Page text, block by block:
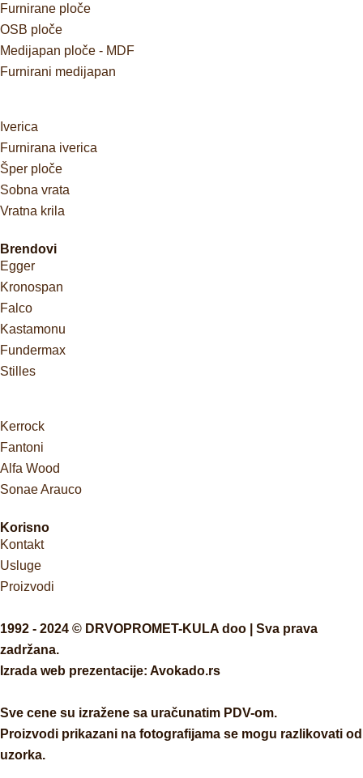
Furnirane ploče
OSB ploče
Medijapan ploče - MDF
Furnirani medijapan
Iverica
Furnirana iverica
Šper ploče
Sobna vrata
Vratna krila
Brendovi
Egger
Kronospan
Falco
Kastamonu
Fundermax
Stilles
Kerrock
Fantoni
Alfa Wood
Sonae Arauco
Korisno
Kontakt
Usluge
Proizvodi
1992 - 2024 © DRVOPROMET-KULA doo | Sva prava
zadržana.
Izrada web prezentacije: Avokado.rs
Sve cene su izražene sa uračunatim PDV-om.
Proizvodi prikazani na fotografijama se mogu razlikovati od
uzorka.